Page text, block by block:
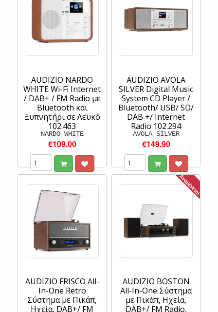
AUDIZIO NARDO
WHITE Wi-Fi Internet
/ DAB+ / FM Radio με
Bluetooth και
Ξυπνητήρι σε Λευκό
102.463
NARDO WHITE
€109.00
AUDIZIO AVOLA
SILVER Digital Music
System CD Player /
Bluetooth/ USB/ SD/
DAB +/ Internet
Radio 102.294
AVOLA SILVER
€149.90
AUDIZIO FRISCO All-
In-One Retro
Σύστημα με Πικάπ,
Ηχεία, DAB+/ FM
AUDIZIO BOSTON
All-In-One Σύστημα
με Πικάπ, Ηχεία,
DAB+/ FM Radio,